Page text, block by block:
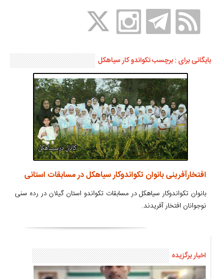
بایگانی برای : برچسب تکواندو کار سیاهکل
افتخارآفرینی بانوان تکواندوکار سیاهکل در مسابقات استانی
بانوان تکواندوکار سیاهکل در مسابقات تکواندو استان گیلان در رده سنی
نوجوانان افتخار آفریدند.
اخبار برگزیده